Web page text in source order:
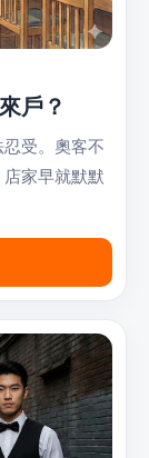
戶？
受。奧客不
家早就默默